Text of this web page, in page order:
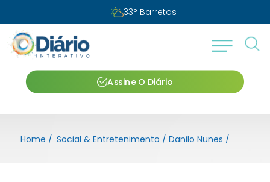
33° Barretos
Assine O Diário
Home / Social & Entretenimento / Danilo Nunes /